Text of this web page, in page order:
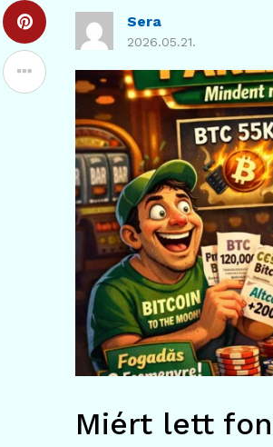
Sera
2026.05.21.
Miért lett